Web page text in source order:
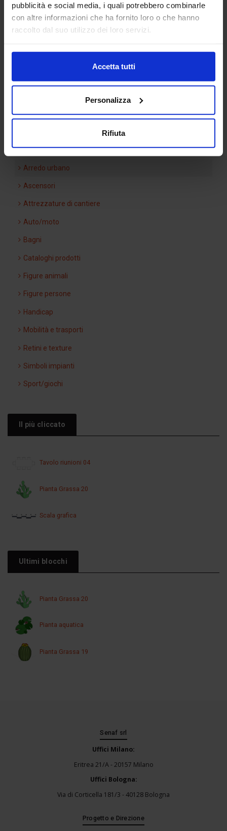
pubblicità e social media, i quali potrebbero combinarle
con altre informazioni che ha fornito loro o che hanno
raccolto dal suo utilizzo dei loro servizi.
Accetta tutti
Personalizza
Rifiuta
Albero 20
Categorie Blocchi CAD
Alberature
Arredo giardini
Arredo urbano
Ascensori
Attrezzature di cantiere
Auto/moto
Bagni
Cataloghi prodotti
Figure animali
Figure persone
Handicap
Mobilità e trasporti
Retini e texture
Simboli impianti
Sport/giochi
Il più cliccato
Tavolo riunioni 04
Pianta Grassa 20
Scala grafica
Ultimi blocchi
Pianta Grassa 20
Pianta aquatica
Pianta Grassa 19
Senaf srl
Uffici Milano:
Eritrea 21/A - 20157 Milano
Uffici Bologna:
Via di Corticella 181/3 - 40128 Bologna
Progetto e Direzione